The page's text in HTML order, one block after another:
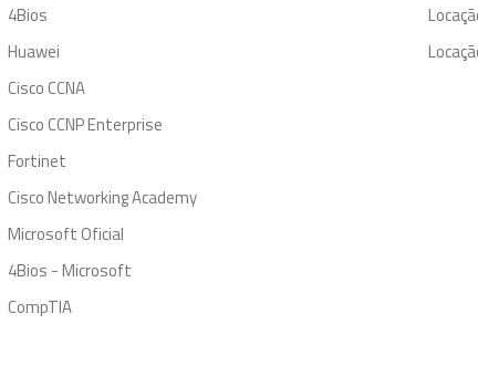
4Bios
Huawei
Cisco CCNA
Cisco CCNP Enterprise
Fortinet
Cisco Networking Academy
Microsoft Oficial
4Bios - Microsoft
CompTIA